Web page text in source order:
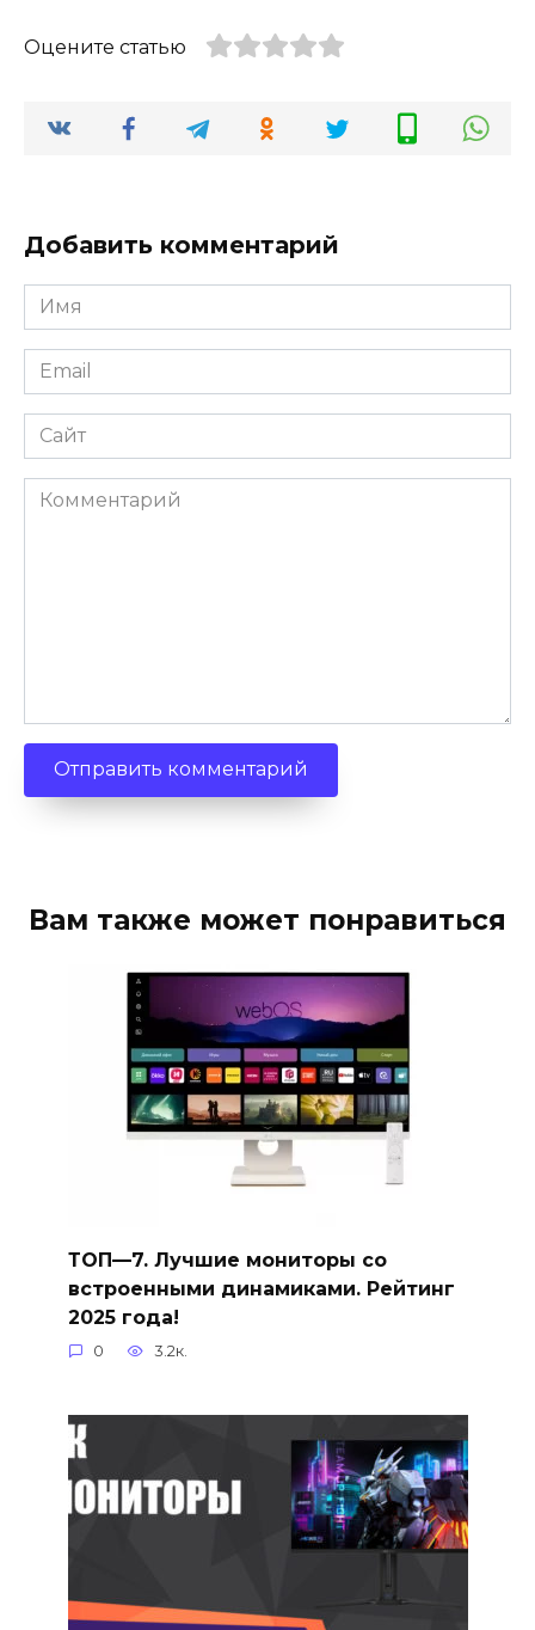
Оцените статью
Добавить комментарий
Имя
Email
Сайт
Комментарий
Вам также может понравиться
ТОП—7. Лучшие мониторы со
встроенными динамиками. Рейтинг
2025 года!
0 3.2к.